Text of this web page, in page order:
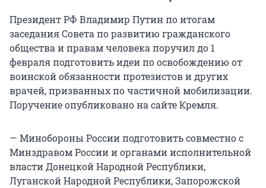
Президент РФ Владимир Путин по итогам
заседания Совета по развитию гражданского
общества и правам человека поручил до 1
февраля подготовить идеи по освобождению от
воинской обязанности протезистов и других
врачей, призванных по частичной мобилизации.
Поручение опубликовано на сайте Кремля.
— Минобороны России подготовить совместно с
Минздравом России и органами исполнительной
власти Донецкой Народной Республики,
Луганской Народной Республики, Запорожской